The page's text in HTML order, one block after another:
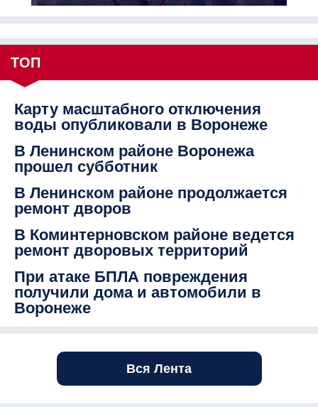
ТОП
Карту масштабного отключения
воды опубликовали в Воронеже
В Ленинском районе Воронежа
прошел субботник
В Ленинском районе продолжается
ремонт дворов
В Коминтерновском районе ведется
ремонт дворовых территорий
При атаке БПЛА повреждения
получили дома и автомобили в
Воронеже
Вся Лента